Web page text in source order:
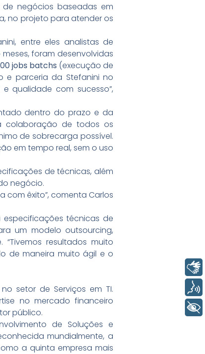
negócios baseadas em
no projeto para atender os
entre eles analistas de
foram desenvolvidas
jobs batchs (execução de
e parceria da Stefanini no
qualidade com sucesso”,
dentro do prazo e da
colaboração de todos os
de sobrecarga possível.
em tempo real, sem o uso
de técnicas, além
negócio.
com êxito”, comenta Carlos
técnicas de
um modelo outsourcing,
resultados muito
de maneira muito ágil e o
setor de Serviços em TI.
no mercado financeiro
público.
de Soluções e
mundialmente, a
a quinta empresa mais
+ Acessibilidade